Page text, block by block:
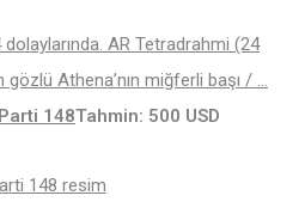
AR Tetradrahmi (24
Athena’nın miğferli başı / …
Parti 148Tahmin: 500 USD